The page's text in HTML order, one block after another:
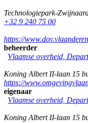
Technologiepark-
+32 9 240 75 00
https://
beheerder
Vlaamse overheid,
Koning Albert II-laan 15
https://
eigenaar
Vlaamse overheid,
Koning Albert II-laan 15